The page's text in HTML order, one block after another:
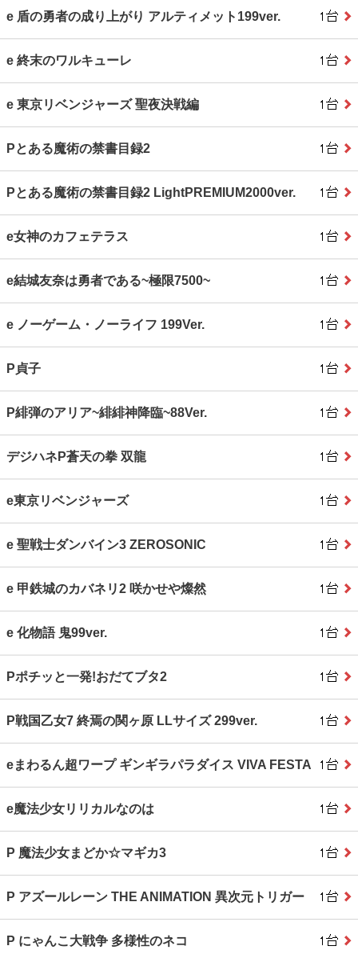
e 盾の勇者の成り上がり アルティメット199ver.
e 終末のワルキューレ
e 東京リベンジャーズ 聖夜決戦編
Pとある魔術の禁書目録2
Pとある魔術の禁書目録2 LightPREMIUM2000ver.
e女神のカフェテラス
e結城友奈は勇者である~極限7500~
e ノーゲーム・ノーライフ 199Ver.
P貞子
P緋弾のアリア~緋緋神降臨~88Ver.
デジハネP蒼天の拳 双龍
e東京リベンジャーズ
e 聖戦士ダンバイン3 ZEROSONIC
e 甲鉄城のカバネリ2 咲かせや燦然
e 化物語 鬼99ver.
Pポチッと一発!おだてブタ2
P戦国乙女7 終焉の関ヶ原 LLサイズ 299ver.
eまわるん超ワープ ギンギラパラダイス VIVA FESTA
e魔法少女リリカルなのは
P 魔法少女まどか☆マギカ3
P アズールレーン THE ANIMATION 異次元トリガー
P にゃんこ大戦争 多様性のネコ